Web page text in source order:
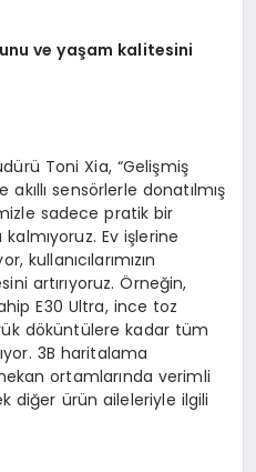
ve yaşam kalitesini
Toni Xia, “Gelişmiş
sensörlerle donatılmış
sadece pratik bir
Ev işlerine
kullanıcılarımızın
artırıyoruz. Örneğin,
E30 Ultra, ince toz
döküntülere kadar tüm
3B haritalama
ortamlarında verimli
diğer ürün aileleriyle ilgili